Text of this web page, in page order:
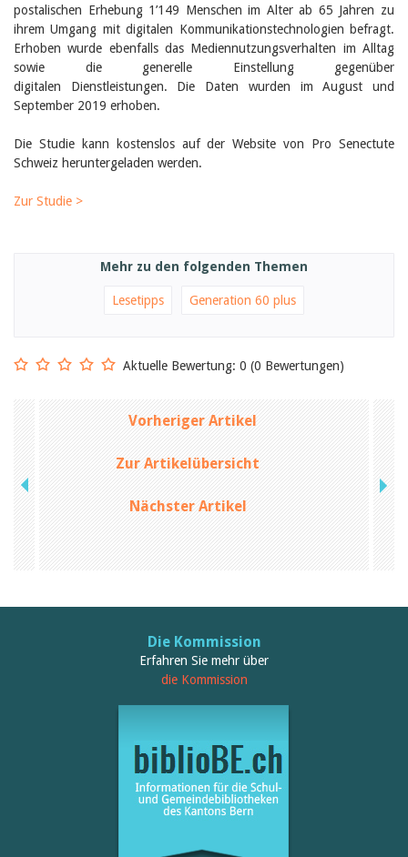
Juni 2025
März 2025
Februar 2025
2022
2021
2019
2018
2016
postalischen Erhebung 1’149 Menschen im Alter ab 65 Jahren zu
ihrem Umgang mit digitalen Kommunikationstechnologien befragt.
Erhoben wurde ebenfalls das Mediennutzungsverhalten im Alltag
sowie die generelle Einstellung gegenüber
digitalen Dienstleistungen. Die Daten wurden im August und
September 2019 erhoben.
Die Studie kann kostenslos auf der Website von Pro Senectute
Schweiz heruntergeladen werden.
Zur Studie >
Mehr zu den folgenden Themen
Lesetipps Generation 60 plus
Aktuelle Bewertung: 0 (0 Bewertungen)
Vorheriger Artikel
Zur Artikelübersicht
Nächster Artikel
Die Kommission
Erfahren Sie mehr über
die Kommission